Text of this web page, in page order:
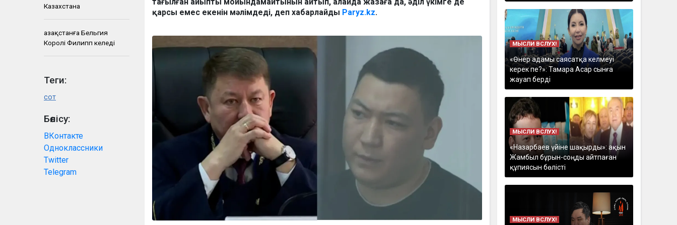
Казахстана
Қазақстанға Бельгия
Королі Филипп келеді
Теги:
сот
Бөлісу:
ВКонтакте
Одноклассники
Twitter
Telegram
қарсы емес екенін мәлімдеді, деп хабарлайды Paryz.kz.
МЫСЛИ ВСЛУХ!
«Өнер адамы саясатқа келмеуі
керек пе?»: Тамара Асар сынға
жауап берді
МЫСЛИ ВСЛУХ!
«Назарбаев үйіне шақырды»: ақын
Жамбыл бұрын-соңды айтпаған
құпиясын бөлісті
МЫСЛИ ВСЛУХ!